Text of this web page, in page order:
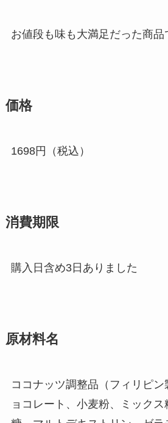
お値段も味も大満足だった商品
価格
1698円（税込）
消費期限
購入日含め3日ありました
原材料名
ココナッツ調整品（フィリピ
ョコレート、小麦粉、ミック